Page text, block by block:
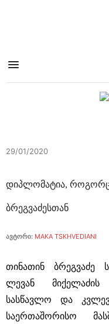
29/01/2020
დიპლომატია, როგორც
ბრეგვაძესთან
ავტორი: MAKA TSKHVEDIANI
თინათინ ბრეგვაძე
ლევან
სასწავლო და
საერთაშორისო